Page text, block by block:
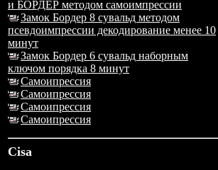
и БОРДЕР методом самоимпрессии
Замок Бордер 8 сувальд методом
псевдоимпрессии декодирование менее 10
минут
Замок Бордер 6 сувальд наборным
ключом порядка 8 минут
Самоипрессия
Самоипрессия
Самоипрессия
Самоипрессия
Cisa